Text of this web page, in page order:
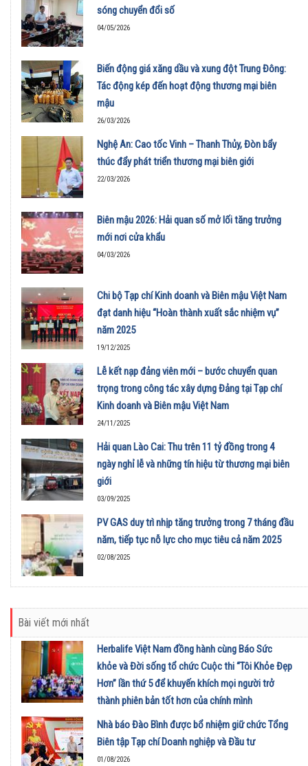
sóng chuyển đổi số
04/05/2026
Biến động giá xăng dầu và xung đột Trung Đông:
Tác động kép đến hoạt động thương mại biên
mậu
26/03/2026
Nghệ An: Cao tốc Vinh – Thanh Thủy, Đòn bẩy
thúc đẩy phát triển thương mại biên giới
22/03/2026
Biên mậu 2026: Hải quan số mở lối tăng trưởng
mới nơi cửa khẩu
04/03/2026
Chi bộ Tạp chí Kinh doanh và Biên mậu Việt Nam
đạt danh hiệu “Hoàn thành xuất sắc nhiệm vụ”
năm 2025
19/12/2025
Lễ kết nạp đảng viên mới – bước chuyển quan
trọng trong công tác xây dựng Đảng tại Tạp chí
Kinh doanh và Biên mậu Việt Nam
24/11/2025
Hải quan Lào Cai: Thu trên 11 tỷ đồng trong 4
ngày nghỉ lễ và những tín hiệu từ thương mại biên
giới
03/09/2025
PV GAS duy trì nhịp tăng trưởng trong 7 tháng đầu
năm, tiếp tục nỗ lực cho mục tiêu cả năm 2025
02/08/2025
Bài viết mới nhất
Herbalife Việt Nam đồng hành cùng Báo Sức
khỏe và Đời sống tổ chức Cuộc thi “Tôi Khỏe Đẹp
Hơn” lần thứ 5 để khuyến khích mọi người trở
thành phiên bản tốt hơn của chính mình
Nhà báo Đào Bình được bổ nhiệm giữ chức Tổng
Biên tập Tạp chí Doanh nghiệp và Đầu tư
01/08/2026